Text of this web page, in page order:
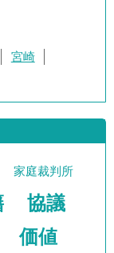
宮崎
家庭裁判所
協議
価値